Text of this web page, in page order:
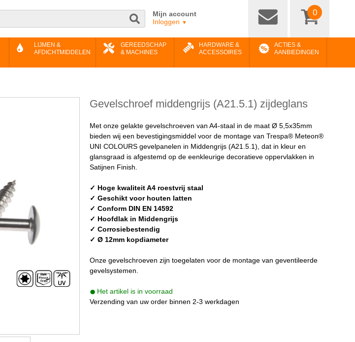
Mijn account
Inloggen ▼
0
LIJMEN &
AFDICHTMIDDELEN
GEREEDSCHAP
& MACHINES
HARDWARE &
ACCESSOIRES
ACTIES &
AANBIEDINGEN
Gevelschroef middengrijs (A21.5.1) zijdeglans
Met onze gelakte gevelschroeven van A4-staal in de maat Ø 5,5x35mm
bieden wij een bevestigingsmiddel voor de montage van Trespa® Meteon®
UNI COLOURS gevelpanelen in Middengrijs (A21.5.1), dat in kleur en
glansgraad is afgestemd op de eenkleurige decoratieve oppervlakken in
Satijnen Finish.
✓ Hoge kwaliteit A4 roestvrij staal
✓ Geschikt voor houten latten
✓ Conform DIN EN 14592
✓ Hoofdlak in Middengrijs
✓ Corrosiebestendig
✓ Ø 12mm kopdiameter
Onze gevelschroeven zijn toegelaten voor de montage van geventileerde
gevelsystemen.
Het artikel is in voorraad
Verzending van uw order binnen 2-3 werkdagen